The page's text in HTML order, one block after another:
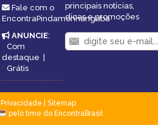
Fale com o
EncontraPindamonhangaba
ANUNCIE:
Com
destaque |
Grátis
principais notícias,
dicas e promoções
Privacidade
Sitemap
pelo time do EncontraBrasil